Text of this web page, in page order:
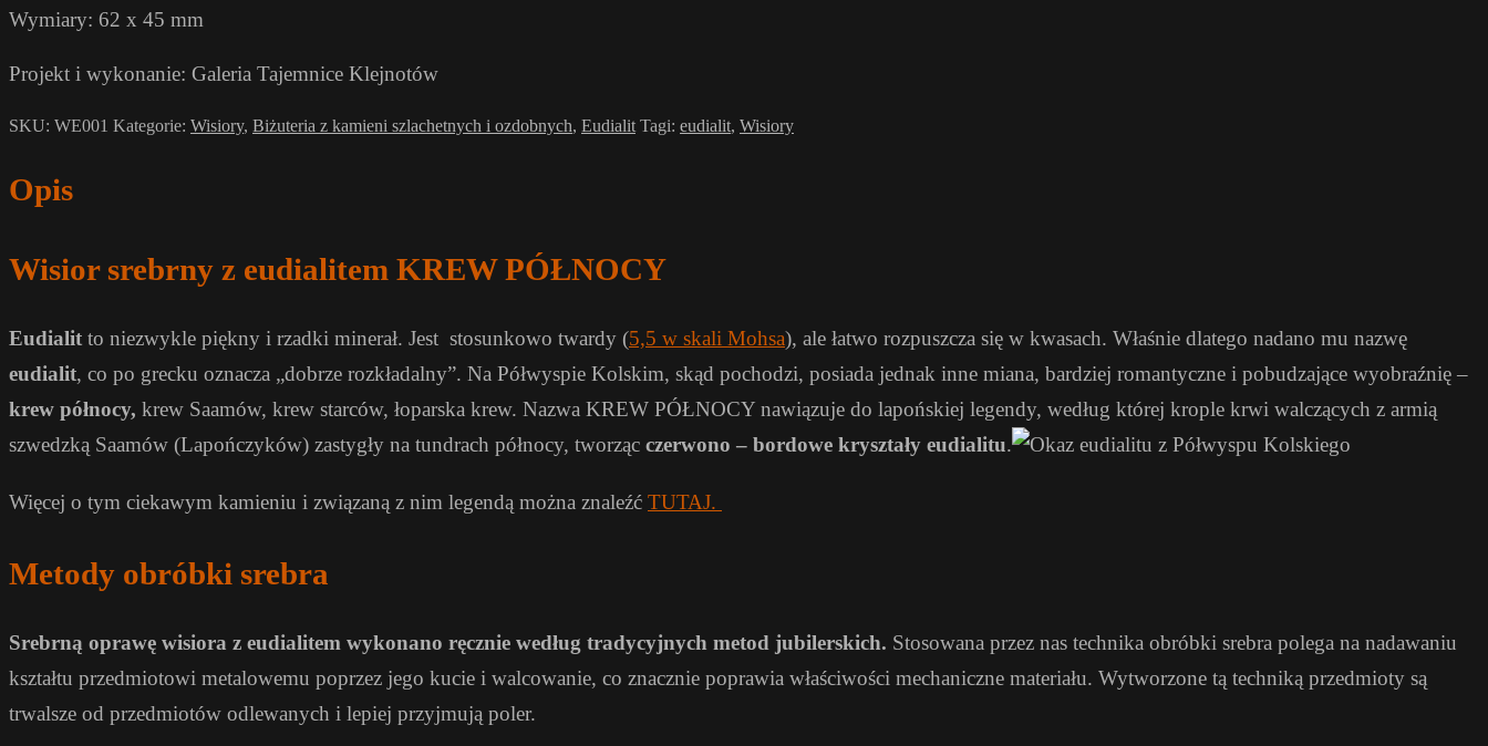
Wymiary: 62 x 45 mm
Projekt i wykonanie: Galeria Tajemnice Klejnotów
SKU: WE001 Kategorie: Wisiory, Biżuteria z kamieni szlachetnych i ozdobnych, Eudialit Tagi: eudialit, Wisiory
Opis
Wisior srebrny z eudialitem KREW PÓŁNOCY
Eudialit to niezwykle piękny i rzadki minerał. Jest stosunkowo twardy (5,5 w skali Mohsa), ale łatwo rozpuszcza się w kwasach. Właśnie dlatego nadano mu nazwę
eudialit, co po grecku oznacza „dobrze rozkładalny”. Na Półwyspie Kolskim, skąd pochodzi, posiada jednak inne miana, bardziej romantyczne i pobudzające wyobraźnię –
krew północy, krew Saamów, krew starców, łoparska krew. Nazwa KREW PÓŁNOCY nawiązuje do lapońskiej legendy, według której krople krwi walczących z armią
szwedzką Saamów (Lapończyków) zastygły na tundrach północy, tworząc czerwono – bordowe kryształy eudialitu.
Więcej o tym ciekawym kamieniu i związaną z nim legendą można znaleźć TUTAJ.
Metody obróbki srebra
Srebrną oprawę wisiora z eudialitem wykonano ręcznie według tradycyjnych metod jubilerskich. Stosowana przez nas technika obróbki srebra polega na nadawaniu
kształtu przedmiotowi metalowemu poprzez jego kucie i walcowanie, co znacznie poprawia właściwości mechaniczne materiału. Wytworzone tą techniką przedmioty są
trwalsze od przedmiotów odlewanych i lepiej przyjmują poler.